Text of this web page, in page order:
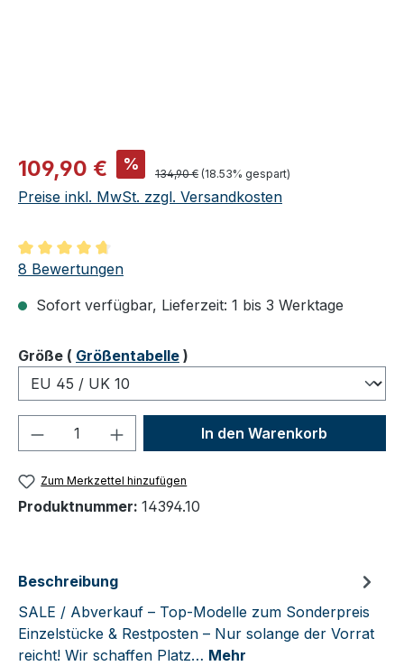
Verkaufspreis:
109,90 € % Regulärer Preis:
134,90 € (18.53% gespart)
Preise inkl. MwSt. zzgl. Versandkosten
Durchschnittliche Bewertung von 4.75 von 5 Sternen
8 Bewertungen
Sofort verfügbar, Lieferzeit: 1 bis 3 Werktage
Größeauswählen
( Größentabelle )
Produkt Anzahl: Gib denIn den Warenkorb
Zum Merkzettel hinzufügen
Produktnummer: 14394.10
Beschreibung
SALE / Abverkauf – Top-Modelle zum Sonderpreis
Einzelstücke & Restposten – Nur solange der Vorrat
reicht! Wir schaffen Platz… Mehr